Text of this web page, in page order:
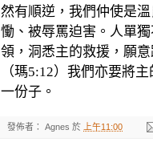
然有順逆，我們仲使是
慟、被辱罵迫害。人單
領，洞悉主的救援，願
（瑪5:12）我們亦要將
一份子。
發佈者： Agnes 於 上午11:00